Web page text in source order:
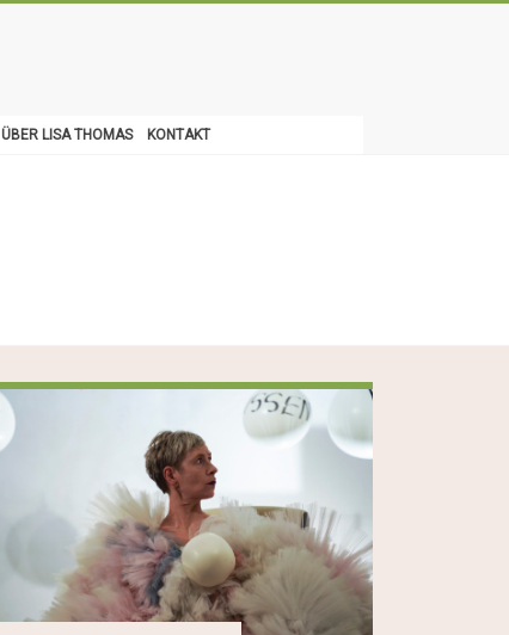
ÜBER LISA THOMAS KONTAKT